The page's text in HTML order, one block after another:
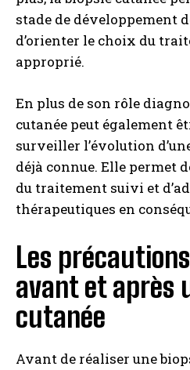
stade de développement
d’orienter le choix du
approprié.
En plus de son rôle
cutanée peut également
surveiller l’évolution
déjà connue. Elle permet
du traitement suivi et
thérapeutiques en
Les
avant et après
cutanée
Avant de réaliser une